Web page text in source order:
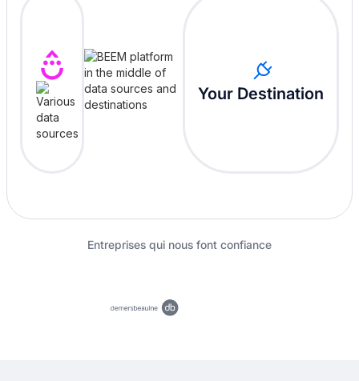
Your Destination
Entreprises qui nous font confiance